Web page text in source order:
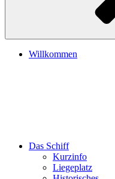
Willkommen
Das Schiff
Kurzinfo
Liegeplatz